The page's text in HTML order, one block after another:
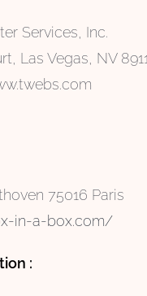
Services, Inc.
Las Vegas, NV
75016 Paris
in-a-box.com/
: